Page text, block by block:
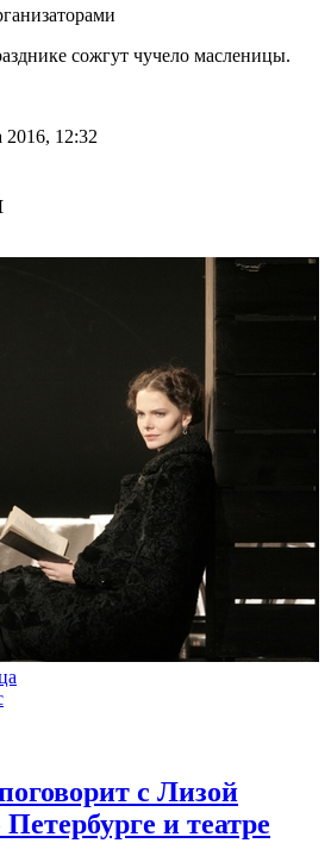
сожгут чучело масленицы.
12:32
с Лизой
и театре